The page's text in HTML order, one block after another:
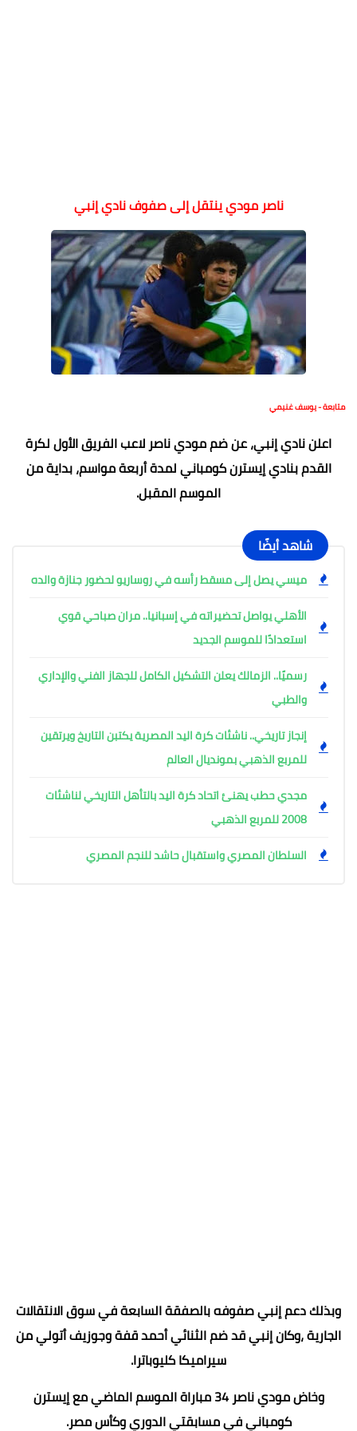
ناصر مودي ينتقل إلى صفوف نادي إنبي
متابعة - يوسف غنيمي
اعلن نادي إنبي، عن ضم مودي ناصر لاعب الفريق الأول لكرة
القدم بنادي إيسترن كومباني لمدة أربعة مواسم، بداية من
الموسم المقبل.
شاهد أيضًا
ميسي يصل إلى مسقط رأسه في روساريو لحضور جنازة والده
الأهلي يواصل تحضيراته في إسبانيا.. مران صباحي قوي
استعدادًا للموسم الجديد
رسميًا.. الزمالك يعلن التشكيل الكامل للجهاز الفني والإداري
والطبي
إنجاز تاريخي.. ناشئات كرة اليد المصرية يكتبن التاريخ ويرتقين
للمربع الذهبي بمونديال العالم
مجدي حطب يهنئ اتحاد كرة اليد بالتأهل التاريخي لناشئات
2008 للمربع الذهبي
السلطان المصري واستقبال حاشد للنجم المصري
وبذلك دعم إنبي صفوفه بالصفقة السابعة في سوق الانتقالات
الجارية ،وكان إنبي قد ضم الثنائي أحمد قفة وجوزيف أتولي من
سيراميكا كليوباترا.
وخاض مودي ناصر 34 مباراة الموسم الماضي مع إيسترن
كومباني في مسابقتي الدوري وكأس مصر.